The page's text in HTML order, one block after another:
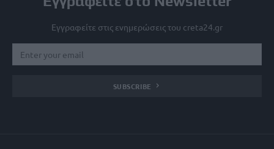
Εγγραφείτε στις ενημερώσεις του creta24.gr
SUBSCRIBE